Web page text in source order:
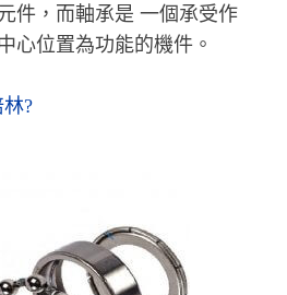
件， 而軸承是 一個承受作
心位置為功能的機件 。
?